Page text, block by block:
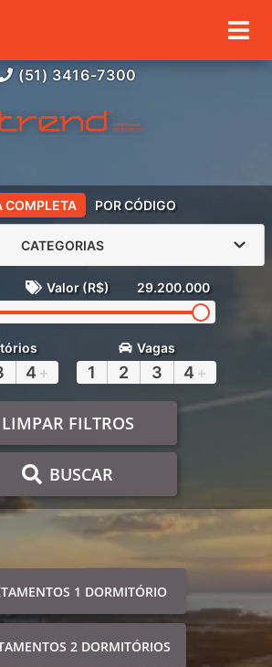
(51) 3416-7300
COMPLETA POR CÓDIGO
CATEGORIAS
Valor (R$) 29.200.000
4 +
Vagas
1 2 3 4 +
LIMPAR FILTROS
BUSCAR
1 DORMITÓRIO
2 DORMITÓRIOS